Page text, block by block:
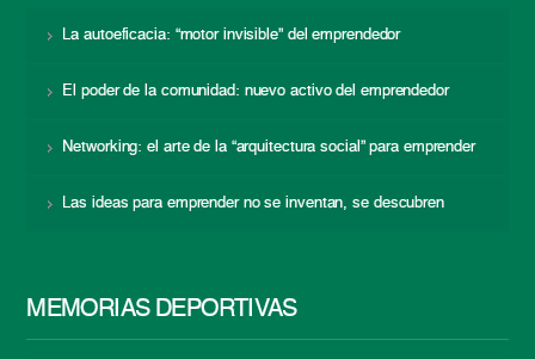
La autoeficacia: “motor invisible” del emprendedor
El poder de la comunidad: nuevo activo del emprendedor
Networking: el arte de la “arquitectura social” para emprender
Las ideas para emprender no se inventan, se descubren
MEMORIAS DEPORTIVAS